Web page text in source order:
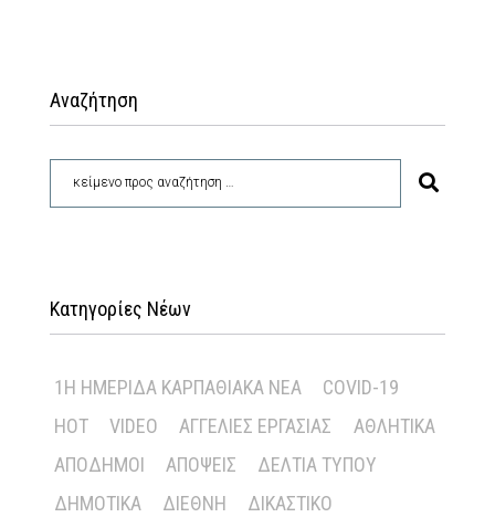
Αναζήτηση
Κατηγορίες Νέων
1Η ΗΜΕΡΊΔΑ ΚΑΡΠΑΘΙΑΚΆ ΝΈΑ
COVID-19
HOT
VIDEO ΑΓΓΕΛΊΕΣ ΕΡΓΑΣΊΑΣ
ΑΘΛΗΤΙΚΆ
ΑΠΌΔΗΜΟΙ
ΑΠΌΨΕΙΣ
ΔΕΛΤΊΑ ΤΎΠΟΥ
ΔΗΜΟΤΙΚΆ
ΔΙΕΘΝΉ
ΔΙΚΑΣΤΙΚΌ